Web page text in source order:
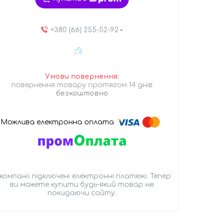
+380 (66) 255-52-92
повернення товару протягом 14 днів
безкоштовно
підключені електронні платежі. Тепер
ви можете купити будь-який товар не
покидаючи сайту.